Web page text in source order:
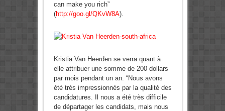
can make you rich”
(http://goo.gl/QKvW8A).
Kristia Van Heerden se verra quant à
elle attribuer une somme de 200 dollars
par mois pendant un an. “Nous avons
été très impressionnés par la qualité des
candidatures. Il nous a été très difficile
de départager les candidats, mais nous